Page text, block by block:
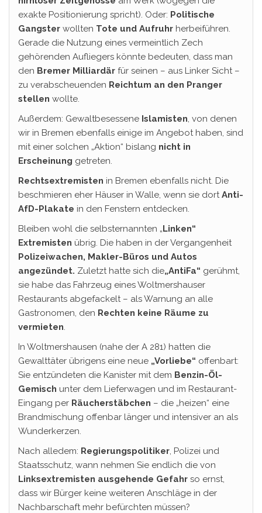
exakte Positionierung spricht). Oder: Politische
Gangster wollten Tote und Aufruhr herbeiführen.
Gerade die Nutzung eines vermeintlich Zech
gehörenden Aufliegers könnte bedeuten, dass man
den Bremer Milliardär für seinen – aus Linker Sicht –
zu verabscheuenden Reichtum an den Pranger
stellen wollte.
Außerdem: Gewaltbesessene Islamisten, von denen
wir in Bremen ebenfalls einige im Angebot haben, sind
mit einer solchen „Aktion“ bislang nicht in
Erscheinung getreten.
Rechtsextremisten in Bremen ebenfalls nicht. Die
beschmieren eher Häuser in Walle, wenn sie dortAnti-
AfD-Plakate in den Fenstern entdecken.
Bleiben wohl die selbsternannten „Linken“
Extremisten übrig. Die haben in der Vergangenheit
Polizeiwachen, Makler-Büros und Autos
angezündet. Zuletzt hatte sich die„AntiFa“ gerühmt,
sie habe das Fahrzeug eines Woltmershauser
Restaurants abgefackelt – als Warnung an alle
Gastronomen, den Rechten keine Räume zu
vermieten.
In Woltmershausen (nahe der A 281) hatten die
Gewalttäter übrigens eine neue „Vorliebe“ offenbart:
Sie entzündeten die Kanister mit dem Benzin-Öl-
Gemisch unter dem Lieferwagen und im Restaurant-
Eingang per Räucherstäbchen – die „heizen“ eine
Brandmischung offenbar länger und intensiver an als
Wunderkerzen.
Nach alledem: Regierungspolitiker, Polizei und
Staatsschutz, wann nehmen Sie endlich die von
Linksextremisten ausgehende Gefahr so ernst,
dass wir Bürger keine weiteren Anschläge in der
Nachbarschaft mehr befürchten müssen?